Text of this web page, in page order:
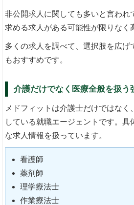
非公開求人に関しても多いと言われ
求める求人がある可能性が限りなく
多くの求人を調べて、選択肢を広げ
もおすすめです。
介護だけでなく医療全般を扱う
メドフィットは介護士だけではなく、
している就職エージェントです。具
な求人情報を扱っています。
看護師
薬剤師
理学療法士
作業療法士